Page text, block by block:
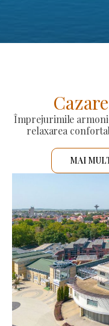
Împrejurimile
relaxarea
MAI